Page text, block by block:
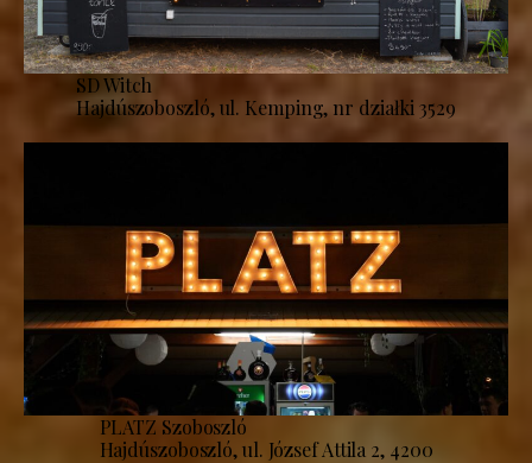
SD Witch
Hajdúszoboszló, ul. Kemping, nr działki 3529
PLATZ Szoboszló
Hajdúszoboszló, ul. József Attila 2, 4200